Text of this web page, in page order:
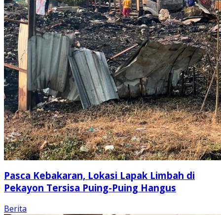
Pasca Kebakaran, Lokasi Lapak Limbah di
Pekayon Tersisa Puing-Puing Hangus
Berita